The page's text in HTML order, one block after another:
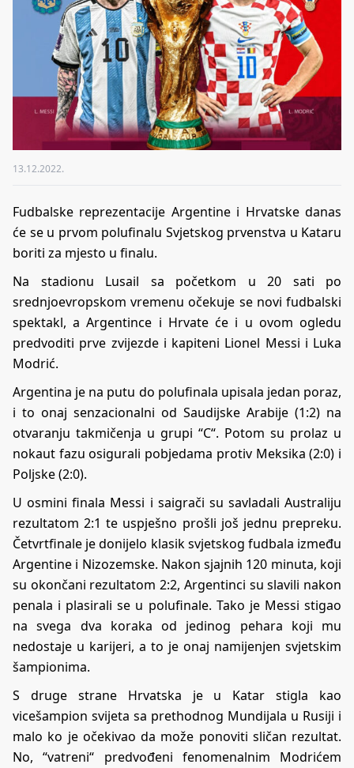
13.12.2022.
Fudbalske reprezentacije Argentine i Hrvatske danas
će se u prvom polufinalu Svjetskog prvenstva u Kataru
boriti za mjesto u finalu.
Na stadionu Lusail sa početkom u 20 sati po
srednjoevropskom vremenu očekuje se novi fudbalski
spektakl, a Argentince i Hrvate će i u ovom ogledu
predvoditi prve zvijezde i kapiteni Lionel Messi i Luka
Modrić.
Argentina je na putu do polufinala upisala jedan poraz,
i to onaj senzacionalni od Saudijske Arabije (1:2) na
otvaranju takmičenja u grupi “C“. Potom su prolaz u
nokaut fazu osigurali pobjedama protiv Meksika (2:0) i
Poljske (2:0).
U osmini finala Messi i saigrači su savladali Australiju
rezultatom 2:1 te uspješno prošli još jednu prepreku.
Četvrtfinale je donijelo klasik svjetskog fudbala između
Argentine i Nizozemske. Nakon sjajnih 120 minuta, koji
su okončani rezultatom 2:2, Argentinci su slavili nakon
penala i plasirali se u polufinale. Tako je Messi stigao
na svega dva koraka od jedinog pehara koji mu
nedostaje u karijeri, a to je onaj namijenjen svjetskim
šampionima.
S druge strane Hrvatska je u Katar stigla kao
vicešampion svijeta sa prethodnog Mundijala u Rusiji i
malo ko je očekivao da može ponoviti sličan rezultat.
No, “vatreni“ predvođeni fenomenalnim Modrićem